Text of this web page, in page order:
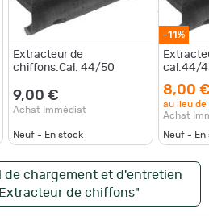
Extracteur de
chiffons.Cal. 44/50
9,00 €
Achat Immédiat
Neuf - En stock
-11%
cal.44/
8,00
au lieu de
Achat
Neuf - En
de chargement et d'entretien
de chiffons"